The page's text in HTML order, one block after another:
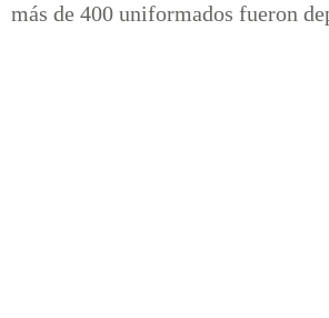
más de 400 uniformados fueron